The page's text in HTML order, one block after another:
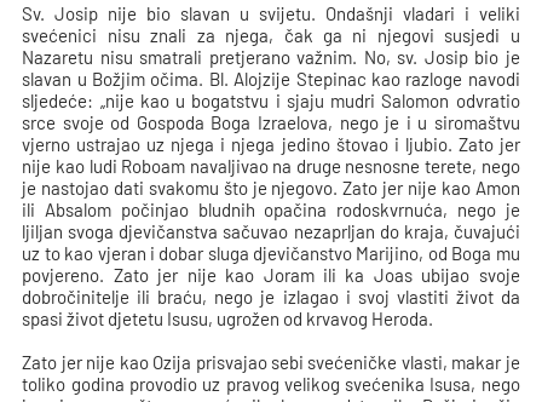
Sv. Josip nije bio slavan u svijetu. Ondašnji vladari i veliki
svećenici nisu znali za njega, čak ga ni njegovi susjedi u
Nazaretu nisu smatrali pretjerano važnim. No, sv. Josip bio je
slavan u Božjim očima. Bl. Alojzije Stepinac kao razloge navodi
sljedeće: „nije kao u bogatstvu i sjaju mudri Salomon odvratio
srce svoje od Gospoda Boga Izraelova, nego je i u siromaštvu
vjerno ustrajao uz njega i njega jedino štovao i ljubio. Zato jer
nije kao ludi Roboam navaljivao na druge nesnosne terete, nego
je nastojao dati svakomu što je njegovo. Zato jer nije kao Amon
ili Absalom počinjao bludnih opačina rodoskvrnuća, nego je
ljiljan svoga djevičanstva sačuvao nezaprljan do kraja, čuvajući
uz to kao vjeran i dobar sluga djevičanstvo Marijino, od Boga mu
povjereno. Zato jer nije kao Joram ili ka Joas ubijao svoje
dobročinitelje ili braću, nego je izlagao i svoj vlastiti život da
spasi život djetetu Isusu, ugrožen od krvavog Heroda.
Zato jer nije kao Ozija prisvajao sebi svećeničke vlasti, makar je
toliko godina provodio uz pravog velikog svećenika Isusa, nego